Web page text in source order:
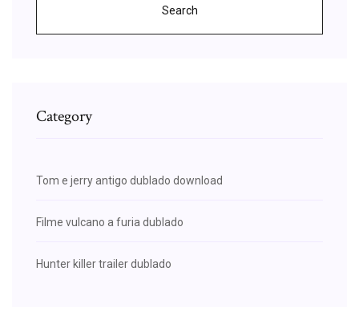
Search
Category
Tom e jerry antigo dublado download
Filme vulcano a furia dublado
Hunter killer trailer dublado